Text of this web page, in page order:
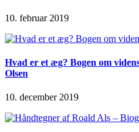
10. februar 2019
Hvad er et æg? Bogen om
Olsen
10. december 2019